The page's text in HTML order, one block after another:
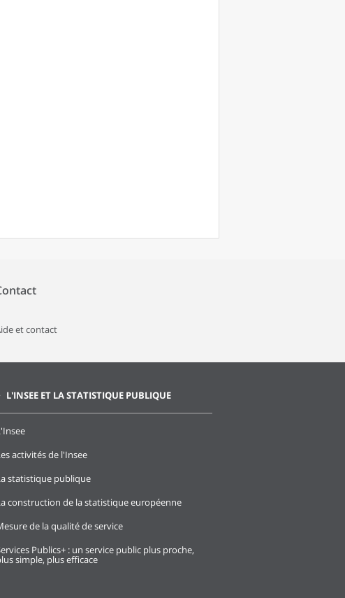
et contact
L'INSEE ET LA STATISTIQUE PUBLIQUE
activités de l'Insee
statistique publique
construction de la statistique européenne
de la qualité de service
Publics+ : un service public plus proche,
simple, plus efficace